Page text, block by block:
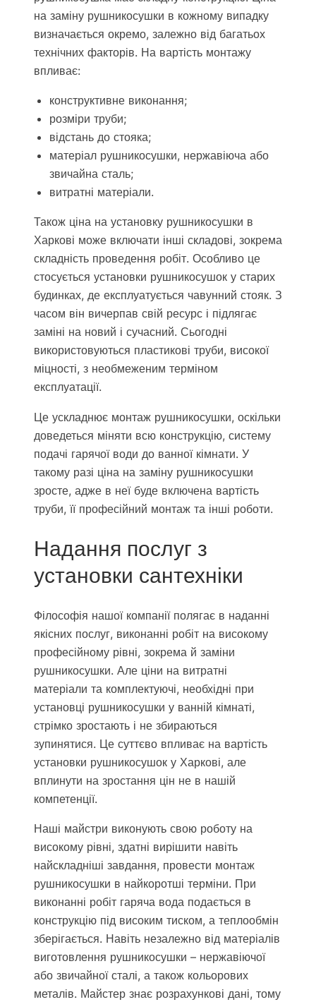
на заміну рушникосушки в кожному випадку
визначається окремо, залежно від багатьох
технічних факторів. На вартість монтажу
впливає:
конструктивне виконання;
розміри труби;
відстань до стояка;
матеріал рушникосушки, нержавіюча або
звичайна сталь;
витратні матеріали.
Також ціна на установку рушникосушки в
Харкові може включати інші складові, зокрема
складність проведення робіт. Особливо це
стосується установки рушникосушок у старих
будинках, де експлуатується чавунний стояк. З
часом він вичерпав свій ресурс і підлягає
заміні на новий і сучасний. Сьогодні
використовуються пластикові труби, високої
міцності, з необмеженим терміном
експлуатації.
Це ускладнює монтаж рушникосушки, оскільки
доведеться міняти всю конструкцію, систему
подачі гарячої води до ванної кімнати. У
такому разі ціна на заміну рушникосушки
зросте, адже в неї буде включена вартість
труби, її професійний монтаж та інші роботи.
Надання послуг з
установки сантехніки
Філософія нашої компанії полягає в наданні
якісних послуг, виконанні робіт на високому
професійному рівні, зокрема й заміни
рушникосушки. Але ціни на витратні
матеріали та комплектуючі, необхідні при
установці рушникосушки у ванній кімнаті,
стрімко зростають і не збираються
зупинятися. Це суттєво впливає на вартість
установки рушникосушок у Харкові, але
вплинути на зростання цін не в нашій
компетенції.
Наші майстри виконують свою роботу на
високому рівні, здатні вирішити навіть
найскладніші завдання, провести монтаж
рушникосушки в найкоротші терміни. При
виконанні робіт гаряча вода подається в
конструкцію під високим тиском, а теплообмін
зберігається. Навіть незалежно від матеріалів
виготовлення рушникосушки – нержавіючої
або звичайної сталі, а також кольорових
металів. Майстер знає розрахункові дані, тому